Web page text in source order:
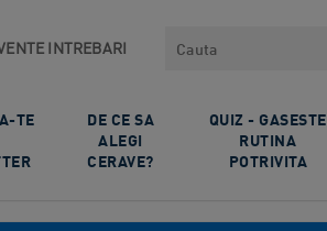
INTREBARI Cauta
TE
DE CE SA
ALEGI
CERAVE?
QUIZ - GASESTE
RUTINA
POTRIVITA